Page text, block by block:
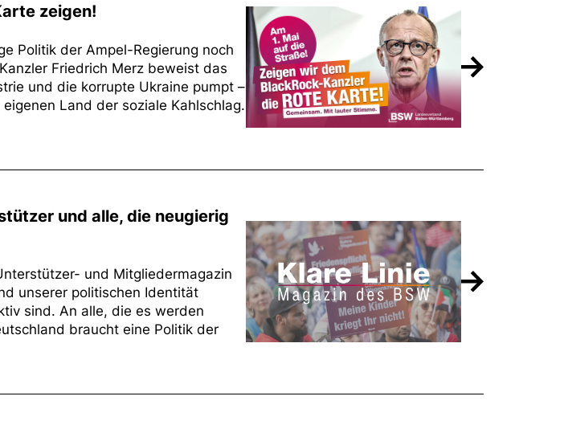
zeigen!
Politik der Ampel-Regierung noch
Friedrich Merz beweist das
und die korrupte Ukraine pumpt –
Land der soziale Kahlschlag.
und alle, die neugierig
und Mitgliedermagazin
unserer politischen Identität
sind. An alle, die es werden
braucht eine Politik der